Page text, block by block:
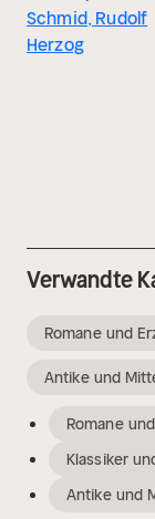
Schmid, Rudolf
Herzog
Verwandte
Romane und
Antike und
Romane
Klassiker
Antike und